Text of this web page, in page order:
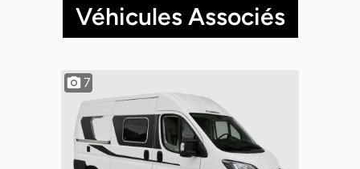
Véhicules Associés
7